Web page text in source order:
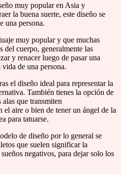
muy popular en Asia y
la buena suerte, este diseño se
una persona.
muy popular y que muchas
del cuerpo, generalmente las
y renacer luego de pasar una
de una persona.
el diseño ideal para representar la
También tienes la opción de
que transmiten
aire o bien de tener un ángel de la
para tatuarse.
de diseño por lo general se
que suelen significar la
negativos, para dejar solo los